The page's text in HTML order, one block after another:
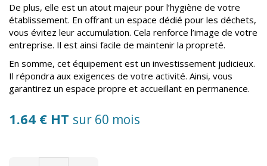
De plus, elle est un atout majeur pour l’hygiène de votre
établissement. En offrant un espace dédié pour les déchets,
vous évitez leur accumulation. Cela renforce l’image de votre
entreprise. Il est ainsi facile de maintenir la propreté.
En somme, cet équipement est un investissement judicieux.
Il répondra aux exigences de votre activité. Ainsi, vous
garantirez un espace propre et accueillant en permanence.
1.64 € HT sur 60 mois